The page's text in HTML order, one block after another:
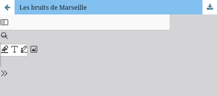
Les bruits de Marseille